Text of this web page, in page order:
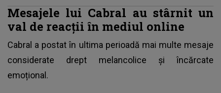
Mesajele lui Cabral au stârnit un
val de reacții în mediul online
Cabral a postat în ultima perioadă mai multe mesaje
considerate drept melancolice și încărcate
emoțional.